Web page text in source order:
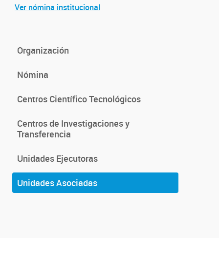
Ver nómina institucional
Organización
Nómina
Centros Científico Tecnológicos
Centros de Investigaciones y
Transferencia
Unidades Ejecutoras
Unidades Asociadas